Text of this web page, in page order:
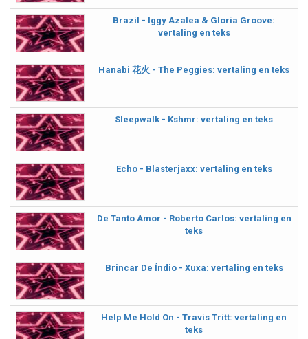
Brazil - Iggy Azalea & Gloria Groove:
vertaling en teks
Hanabi 花火 - The Peggies: vertaling en teks
Sleepwalk - Kshmr: vertaling en teks
Echo - Blasterjaxx: vertaling en teks
De Tanto Amor - Roberto Carlos: vertaling en
teks
Brincar De Índio - Xuxa: vertaling en teks
Help Me Hold On - Travis Tritt: vertaling en
teks